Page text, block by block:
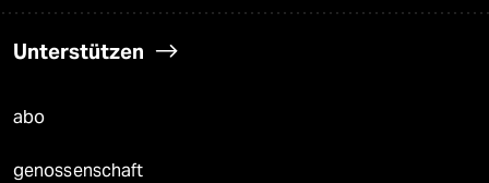
Unterstützen
abo
genossenschaft